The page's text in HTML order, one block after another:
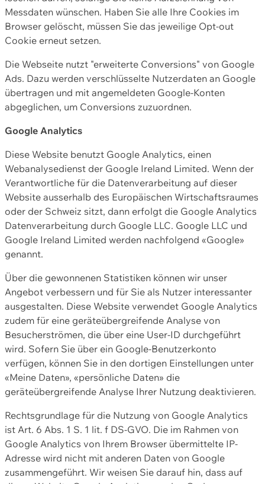
Messdaten wünschen. Haben Sie alle Ihre Cookies im
Browser gelöscht, müssen Sie das jeweilige Opt-out
Cookie erneut setzen.
Die Webseite nutzt "erweiterte Conversions" von Google
Ads. Dazu werden verschlüsselte Nutzerdaten an Google
übertragen und mit angemeldeten Google-Konten
abgeglichen, um Conversions zuzuordnen.
Google Analytics
Diese Website benutzt Google Analytics, einen
Webanalysedienst der Google Ireland Limited. Wenn der
Verantwortliche für die Datenverarbeitung auf dieser
Website ausserhalb des Europäischen Wirtschaftsraumes
oder der Schweiz sitzt, dann erfolgt die Google Analytics
Datenverarbeitung durch Google LLC. Google LLC und
Google Ireland Limited werden nachfolgend «Google»
genannt.
Über die gewonnenen Statistiken können wir unser
Angebot verbessern und für Sie als Nutzer interessanter
ausgestalten. Diese Website verwendet Google Analytics
zudem für eine geräteübergreifende Analyse von
Besucherströmen, die über eine User-ID durchgeführt
wird. Sofern Sie über ein Google-Benutzerkonto
verfügen, können Sie in den dortigen Einstellungen unter
«Meine Daten», «persönliche Daten» die
geräteübergreifende Analyse Ihrer Nutzung deaktivieren.
Rechtsgrundlage für die Nutzung von Google Analytics
ist Art. 6 Abs. 1 S. 1 lit. f DS-GVO. Die im Rahmen von
Google Analytics von Ihrem Browser übermittelte IP-
Adresse wird nicht mit anderen Daten von Google
zusammengeführt. Wir weisen Sie darauf hin, dass auf